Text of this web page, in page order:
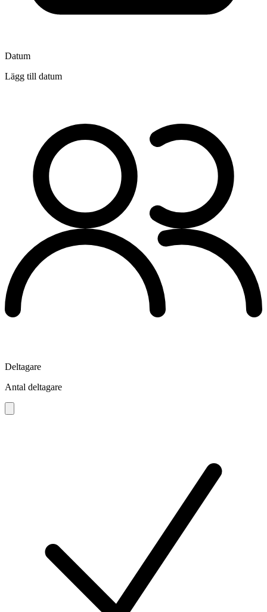
Datum
Lägg till datum
Deltagare
Antal deltagare